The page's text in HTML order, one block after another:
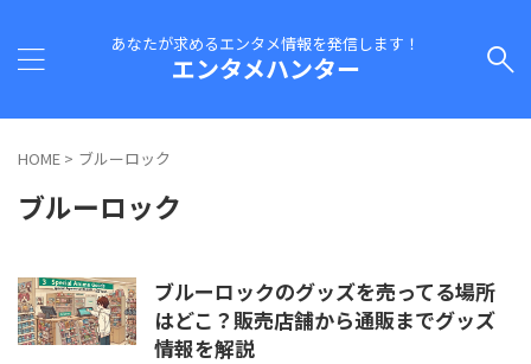
あなたが求めるエンタメ情報を発信します！
エンタメハンター
HOME > ブルーロック
ブルーロック
ブルーロックのグッズを売ってる場所
はどこ？販売店舗から通販までグッズ
情報を解説